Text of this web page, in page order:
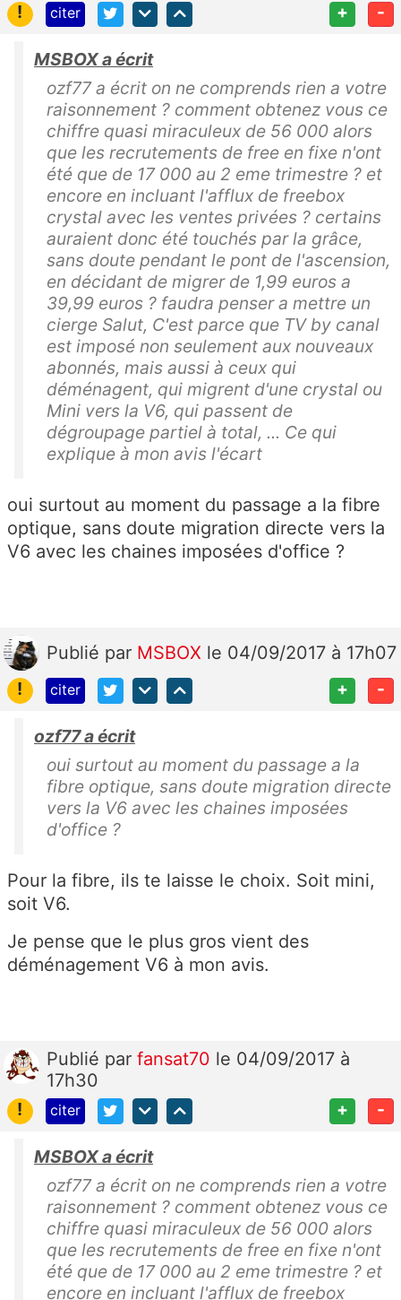
!
citer + -
MSBOX a écrit
ozf77 a écrit on ne comprends rien a votre
raisonnement ? comment obtenez vous ce
chiffre quasi miraculeux de 56 000 alors
que les recrutements de free en fixe n'ont
été que de 17 000 au 2 eme trimestre ? et
encore en incluant l'afflux de freebox
crystal avec les ventes privées ? certains
auraient donc été touchés par la grâce,
sans doute pendant le pont de l'ascension,
en décidant de migrer de 1,99 euros a
39,99 euros ? faudra penser a mettre un
cierge Salut, C'est parce que TV by canal
est imposé non seulement aux nouveaux
abonnés, mais aussi à ceux qui
déménagent, qui migrent d'une crystal ou
Mini vers la V6, qui passent de
dégroupage partiel à total, ... Ce qui
explique à mon avis l'écart
oui surtout au moment du passage a la fibre
optique, sans doute migration directe vers la
V6 avec les chaines imposées d'office ?
Publié par MSBOX le 04/09/2017 à 17h07
!
citer + -
ozf77 a écrit
oui surtout au moment du passage a la
fibre optique, sans doute migration directe
vers la V6 avec les chaines imposées
d'office ?
Pour la fibre, ils te laisse le choix. Soit mini,
soit V6.
Je pense que le plus gros vient des
déménagement V6 à mon avis.
Publié par fansat70 le 04/09/2017 à
17h30
!
citer + -
MSBOX a écrit
ozf77 a écrit on ne comprends rien a votre
raisonnement ? comment obtenez vous ce
chiffre quasi miraculeux de 56 000 alors
que les recrutements de free en fixe n'ont
été que de 17 000 au 2 eme trimestre ? et
encore en incluant l'afflux de freebox